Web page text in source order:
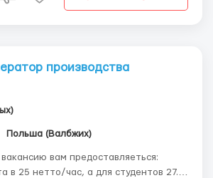
производства
Польша (Валбжих)
вам предоставляеться:
в 25 нетто/час, а для студентов 27.5